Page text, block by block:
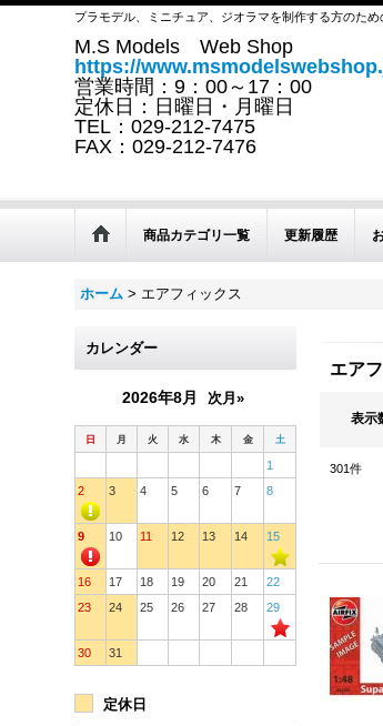
プラモデル、ミニチュア、ジオラマを制作する方のた
M.S Models Web Shop
https://
営業時間：9：00～17：00
定休日：日曜日・月曜日
TEL：029-212-7475
FAX：029-212-7476
商品カテゴリ一覧 更新履歴
ホーム > エアフィックス
カレンダー
2026年8月 次月»
日 月 火 水 木 金 土
1
2
3 4 5 6 7 8
9 10 11 12 13 14 15
16 17 18 19 20 21
22
23
24 25 26 27 28 29
30 31
定休日
エア
表示
301件